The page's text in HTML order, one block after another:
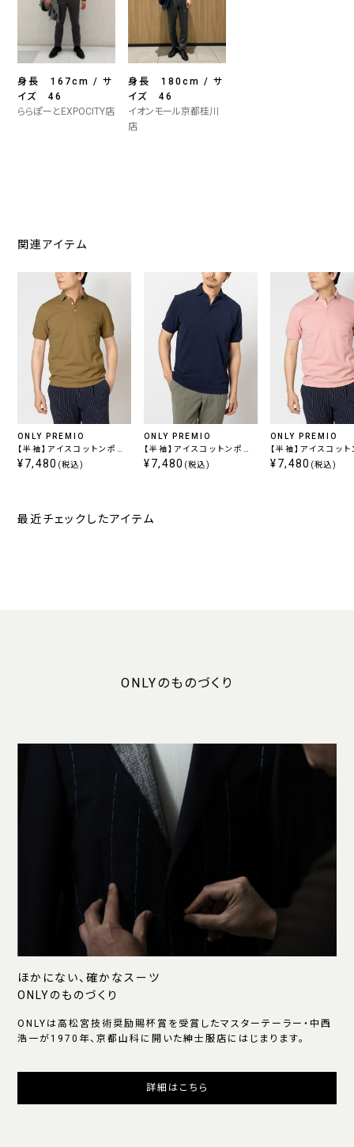
身長 167cm / サ
イズ 46
ららぽーとEXPOCITY店
身長 180cm / サ
イズ 46
イオンモール京都桂川
店
関連アイテム
ONLY PREMIO
【半袖】アイスコットンポロ
/ ブラウン
¥7,480 (税込)
ONLY PREMIO
【半袖】アイスコットンポロ
/ ネイビー
¥7,480 (税込)
ONLY PREMIO
【半袖】アイスコッ
/ ピンク
¥7,480 (税込)
最近チェックしたアイテム
ONLYのものづくり
ほかにない、確かなスーツ
ONLYのものづくり
ONLYは高松宮技術奨励賜杯賞を受賞したマスターテーラー・中西
浩一が1970年、京都山科に開いた紳士服店にはじまります。
詳細はこちら